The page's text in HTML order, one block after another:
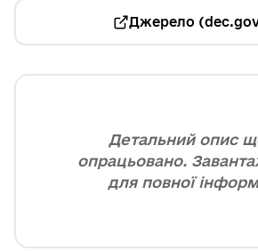
Джерело
Детальний опис
опрацьовано.
для повної